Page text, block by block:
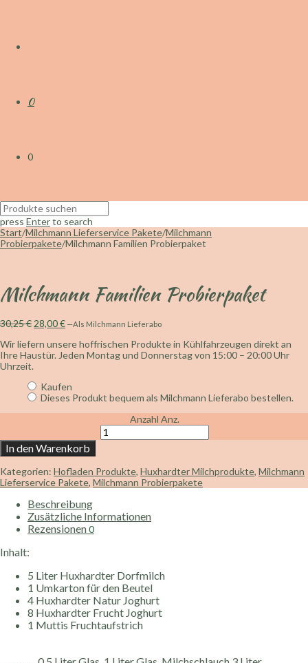
0
0
press Enterto search
Start/Milchmann Lieferservice Pakete/Milchmann
Probierpakete/Milchmann Familien Probierpaket
Milchmann Familien Probierpaket
30,25€ Ursprünglicher
war:
30,25 €
28,00€Aktueller
ist:
28,00 €.
—Als Milchmann Lieferabo
Wir liefern unsere hoffrischen Produkte in Kühlfahrzeugen direkt an
Ihre Haustür. Jeden Montag und Donnerstag von 15:00 – 20:00 Uhr
Uhrzeit.
Kaufen
Dieses Produkt bequem als Milchmann Lieferabo bestellen.
Anzahl Anz.
In den Warenkorb
Kategorien: Hofladen Produkte, Huxhardter Milchprodukte, Milchmann
Lieferservice Pakete, Milchmann Probierpakete
Beschreibung
Zusätzliche Informationen
Rezensionen0
Inhalt:
5 Liter Huxhardter Dorfmilch
1 Umkarton für den Beutel
4 Huxhardter Natur Joghurt
8 Huxhardter Frucht Joghurt
1 Muttis Fruchtaufstrich